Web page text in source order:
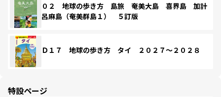
０２ 地球の歩き方 島旅 奄美大島 喜界島 加計
呂麻島（奄美群島１） ５訂版
Ｄ１７ 地球の歩き方 タイ ２０２７～２０２８
特設ページ